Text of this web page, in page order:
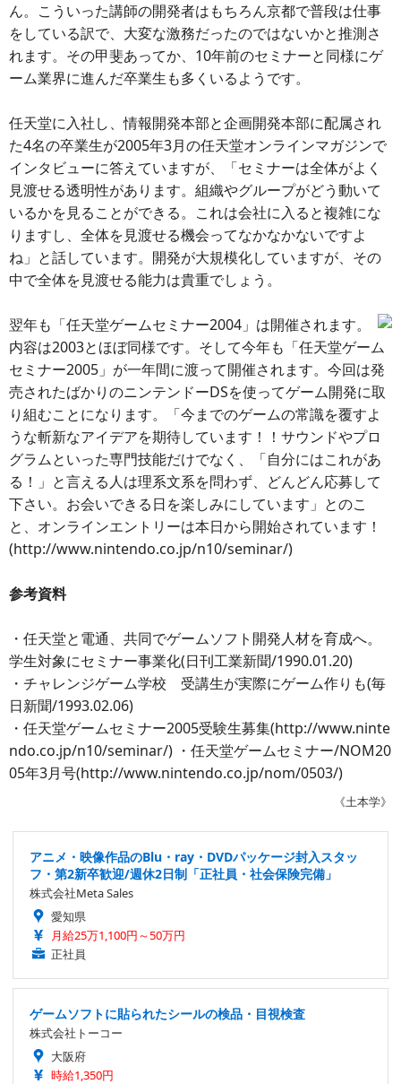
ん。こういった講師の開発者はもちろん京都で普段は仕事
をしている訳で、大変な激務だったのではないかと推測さ
れます。その甲斐あってか、10年前のセミナーと同様にゲ
ーム業界に進んだ卒業生も多くいるようです。
任天堂に入社し、情報開発本部と企画開発本部に配属され
た4名の卒業生が2005年3月の任天堂オンラインマガジンで
インタビューに答えていますが、「セミナーは全体がよく
見渡せる透明性があります。組織やグループがどう動いて
いるかを見ることができる。これは会社に入ると複雑にな
りますし、全体を見渡せる機会ってなかなかないですよ
ね」と話しています。開発が大規模化していますが、その
中で全体を見渡せる能力は貴重でしょう。
翌年も「任天堂ゲームセミナー2004」は開催されます。
内容は2003とほぼ同様です。そして今年も「任天堂ゲーム
セミナー2005」が一年間に渡って開催されます。今回は発
売されたばかりのニンテンドーDSを使ってゲーム開発に取
り組むことになります。「今までのゲームの常識を覆すよ
うな斬新なアイデアを期待しています！！サウンドやプロ
グラムといった専門技能だけでなく、「自分にはこれがあ
る！」と言える人は理系文系を問わず、どんどん応募して
下さい。お会いできる日を楽しみにしています」とのこ
と、オンラインエントリーは本日から開始されています！
(http://www.nintendo.co.jp/n10/seminar/)
参考資料
・任天堂と電通、共同でゲームソフト開発人材を育成へ。
学生対象にセミナー事業化(日刊工業新聞/1990.01.20)
・チャレンジゲーム学校 受講生が実際にゲーム作りも(毎
日新聞/1993.02.06)
・任天堂ゲームセミナー2005受験生募集(http://www.ninte
ndo.co.jp/n10/seminar/) ・任天堂ゲームセミナー/NOM20
05年3月号(http://www.nintendo.co.jp/nom/0503/)
《土本学》
アニメ・映像作品のBlu・ray・DVDパッケージ封入スタッ
フ・第2新卒歓迎/週休2日制「正社員・社会保険完備」
株式会社Meta Sales
愛知県
月給25万1,100円～50万円
正社員
ゲームソフトに貼られたシールの検品・目視検査
株式会社トーコー
大阪府
時給1,350円